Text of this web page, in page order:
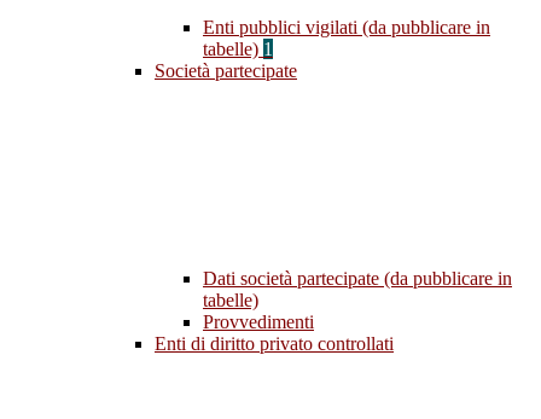
Enti pubblici vigilati (da pubblicare in
tabelle) 1
Società partecipate
Dati società partecipate (da pubblicare in
tabelle)
Provvedimenti
Enti di diritto privato controllati